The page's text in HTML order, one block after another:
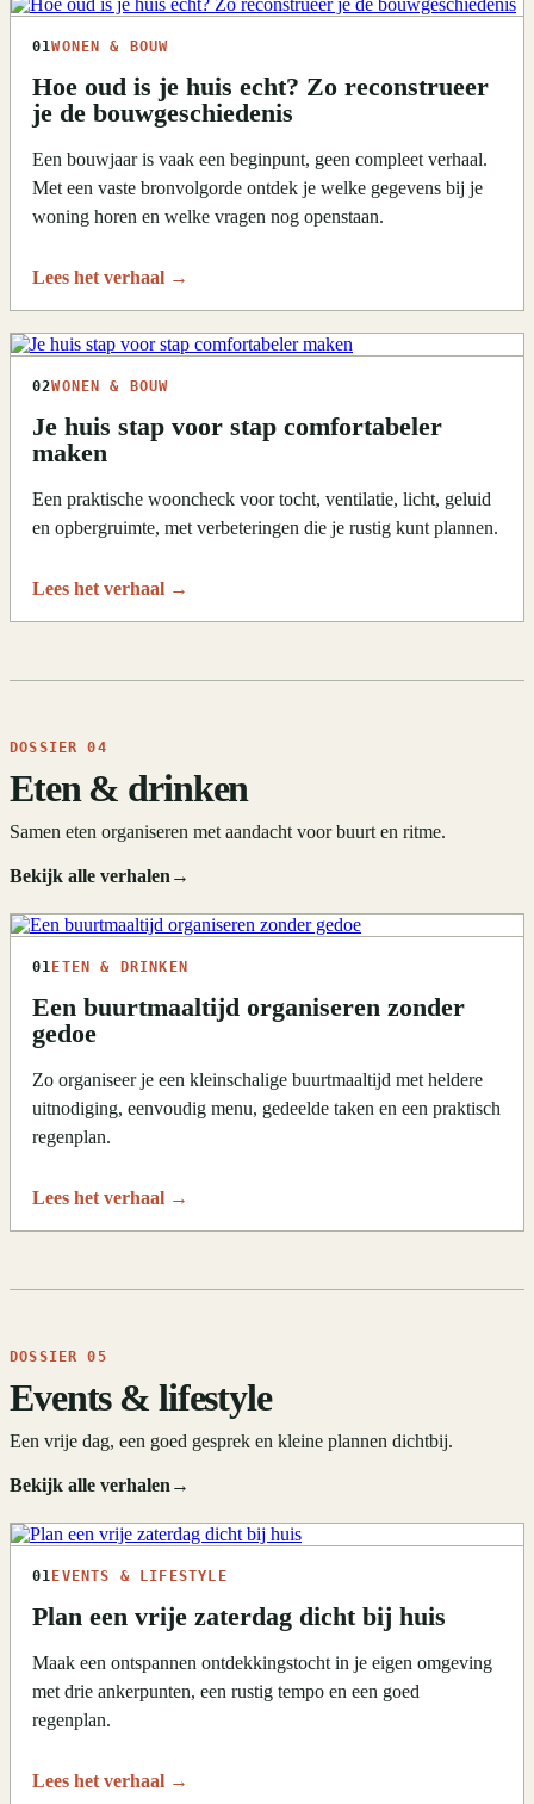
01WONEN & BOUW
Hoe oud is je huis echt? Zo reconstrueer
je de bouwgeschiedenis
Een bouwjaar is vaak een beginpunt, geen compleet verhaal.
Met een vaste bronvolgorde ontdek je welke gegevens bij je
woning horen en welke vragen nog openstaan.
Lees het verhaal →
02WONEN & BOUW
Je huis stap voor stap comfortabeler
maken
Een praktische wooncheck voor tocht, ventilatie, licht, geluid
en opbergruimte, met verbeteringen die je rustig kunt plannen.
Lees het verhaal →
DOSSIER 04
Eten & drinken
Samen eten organiseren met aandacht voor buurt en ritme.
Bekijk alle verhalen→
01 ETEN & DRINKEN
Een buurtmaaltijd organiseren zonder
gedoe
Zo organiseer je een kleinschalige buurtmaaltijd met heldere
uitnodiging, eenvoudig menu, gedeelde taken en een praktisch
regenplan.
Lees het verhaal →
DOSSIER 05
Events & lifestyle
Een vrije dag, een goed gesprek en kleine plannen dichtbij.
Bekijk alle verhalen→
01 EVENTS & LIFESTYLE
Plan een vrije zaterdag dicht bij huis
Maak een ontspannen ontdekkingstocht in je eigen omgeving
met drie ankerpunten, een rustig tempo en een goed
regenplan.
Lees het verhaal →